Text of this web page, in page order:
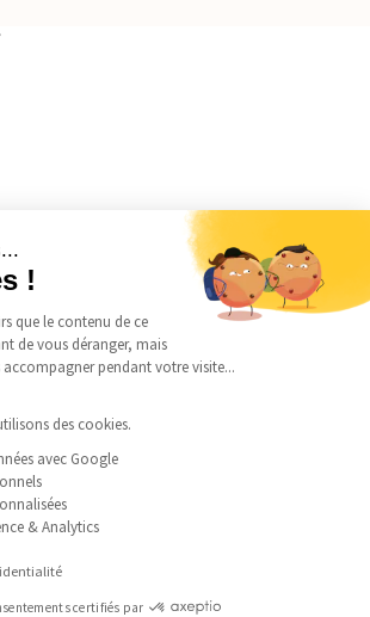
!
que le contenu de ce
de vous déranger, mais
pendant votre visite...
des cookies.
avec Google
& Analytics
certifiés par
et de cookies